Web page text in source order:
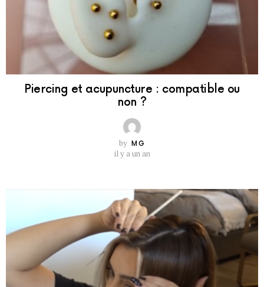
Piercing et acupuncture : compatible ou
non ?
by MG
il y a un an